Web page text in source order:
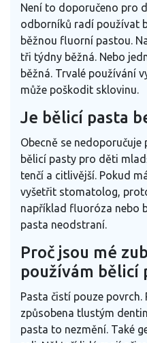
Není to doporučeno pro
odborníků radí používat
běžnou fluorní pastou.
tři týdny běžná. Nebo
běžná. Trvalé používání
může poškodit sklovinu.
Je bělicí pasta
Obecně se
bělicí pasty pro děti
tenčí a citlivější. Pokud
vyšetřit stomatolog,
například fluoróza nebo
pasta neodstraní.
Proč jsou mé
používám bělicí
Pasta čistí pouze povrch.
způsobena tlustým
pasta to nezmění. Také